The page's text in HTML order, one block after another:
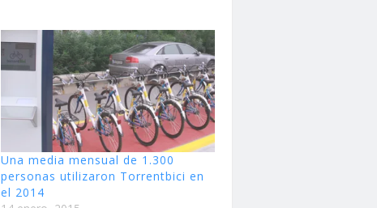
Una media mensual de 1.300
personas utilizaron Torrentbici en
el 2014